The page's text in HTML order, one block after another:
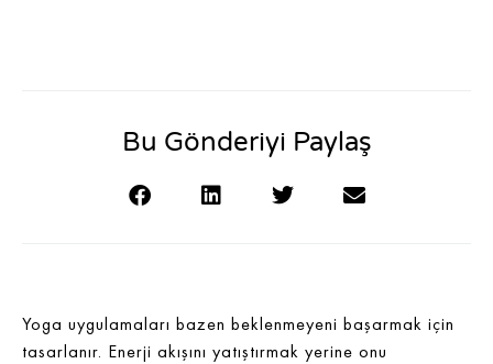
Bu Gönderiyi Paylaş
Yoga uygulamaları bazen beklenmeyeni başarmak için
tasarlanır. Enerji akışını yatıştırmak yerine onu